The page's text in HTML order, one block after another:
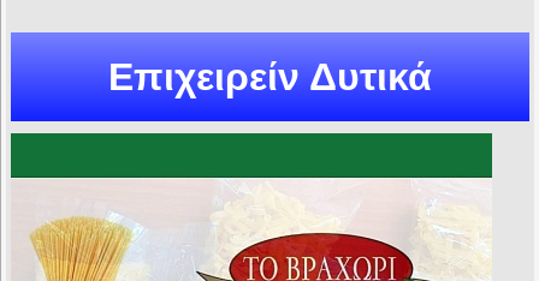
Επιχειρείν Δυτικά